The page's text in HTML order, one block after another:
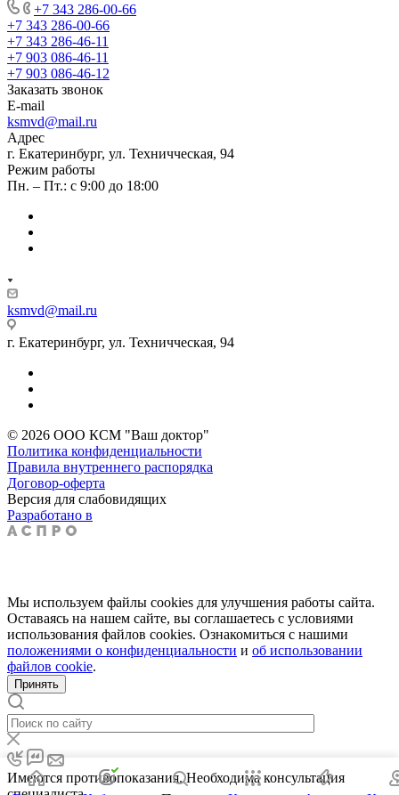
+7 343 286-00-66
+7 343 286-00-66
+7 343 286-46-11
+7 903 086-46-11
+7 903 086-46-12
Заказать звонок
E-mail
ksmvd@mail.ru
Адрес
г. Екатеринбург, ул. Техничческая, 94
Режим работы
Пн. – Пт.: с 9:00 до 18:00
ksmvd@mail.ru
г. Екатеринбург, ул. Техничческая, 94
© 2026 ООО КСМ "Ваш доктор"
Политика конфиденциальности
Правила внутреннего распорядка
Договор-оферта
Версия для слабовидящих
Разработано в
Мы используем файлы cookies для улучшения работы сайта.
Оставаясь на нашем сайте, вы соглашаетесь с условиями
использования файлов cookies. Ознакомиться с нашими
положениями о конфиденциальности и об использовании
файлов cookie.
Принять
Имеются противопоказания. Необходима консультация